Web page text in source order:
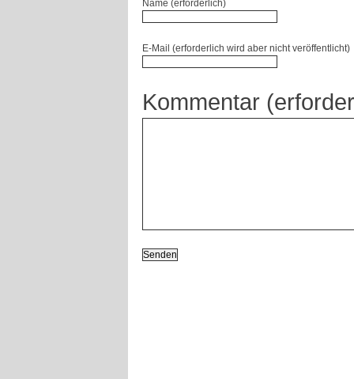
Name (erforderlich)
E-Mail (erforderlich wird aber nicht veröffentlicht)
Kommentar